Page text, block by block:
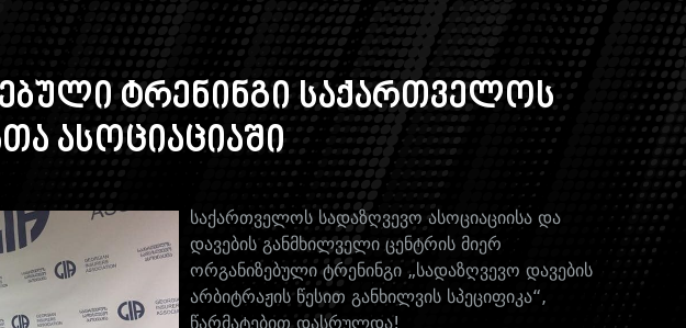
ტრენინგი საქართველოს
ასოციაციაში
საქართველოს სადაზღვევო ასოციაციისა და
დავების განმხილველი ცენტრის მიერ
ორგანიზებული ტრენინგი „სადაზღვევო დავების
არბიტრაჟის წესით განხილვის სპეციფიკა“,
წარმატებით დასრულდა!